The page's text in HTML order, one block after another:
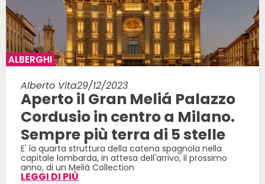
ALBERGHI
Alberto Vita29/12/2023
Aperto il Gran Meliá Palazzo
Cordusio in centro a Milano.
Sempre più terra di 5 stelle
E' la quarta struttura della catena spagnola nella
capitale lombarda, in attesa dell'arrivo, il prossimo
anno, di un Meliá Collection
LEGGI DI PIÙ